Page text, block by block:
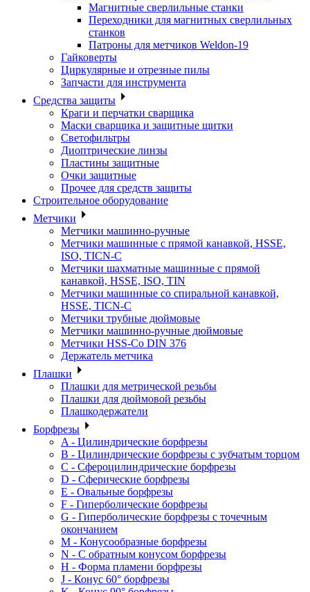
Магнитные сверлильные станки
Переходники для магнитных сверлильных
станков
Патроны для метчиков Weldon-19
Гайковерты
Циркулярные и отрезные пилы
Запчасти для инструмента
Средства защиты
Краги и перчатки сварщика
Маски сварщика и защитные щитки
Светофильтры
Диоптрические линзы
Пластины защитные
Очки защитные
Прочее для средств защиты
Строительное оборудование
Метчики
Метчики машинно-ручные
Метчики машинные с прямой канавкой, HSSE,
ISO, TICN-C
Метчики шахматные машинные с прямой
канавкой, HSSE, ISO, TIN
Метчики машинные со спиральной канавкой,
HSSE, TICN-C
Метчики трубные дюймовые
Метчики машинно-ручные дюймовые
Метчики HSS-Co DIN 376
Держатель метчика
Плашки
Плашки для метрической резьбы
Плашки для дюймовой резьбы
Плашкодержатели
Борфрезы
A - Цилиндрические борфрезы
B - Цилиндрические борфрезы с зубчатым торцом
C - Сфероцилиндрические борфрезы
D - Сферические борфрезы
E - Овальные борфрезы
F - Гиперболические борфрезы
G - Гиперболические борфрезы с точечным
окончанием
M - Конусообразные борфрезы
N - С обратным конусом борфрезы
H - Форма пламени борфрезы
J - Конус 60° борфрезы